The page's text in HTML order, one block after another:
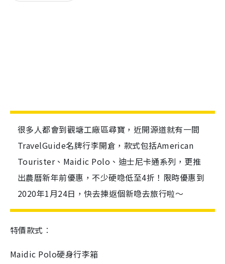
很多人都會到觀塘工廠區尋寶，近開源道就有一間
TravelGuide名牌行李開倉，款式包括American
Tourister、Maidic Polo、迪士尼卡通系列，更推
出農曆新年前優惠，不少硬喼低至4折！限時優惠到
2020年1月24日，快去揀返個新喼去旅行啦～
特價款式︰
Maidic Polo硬身行李箱